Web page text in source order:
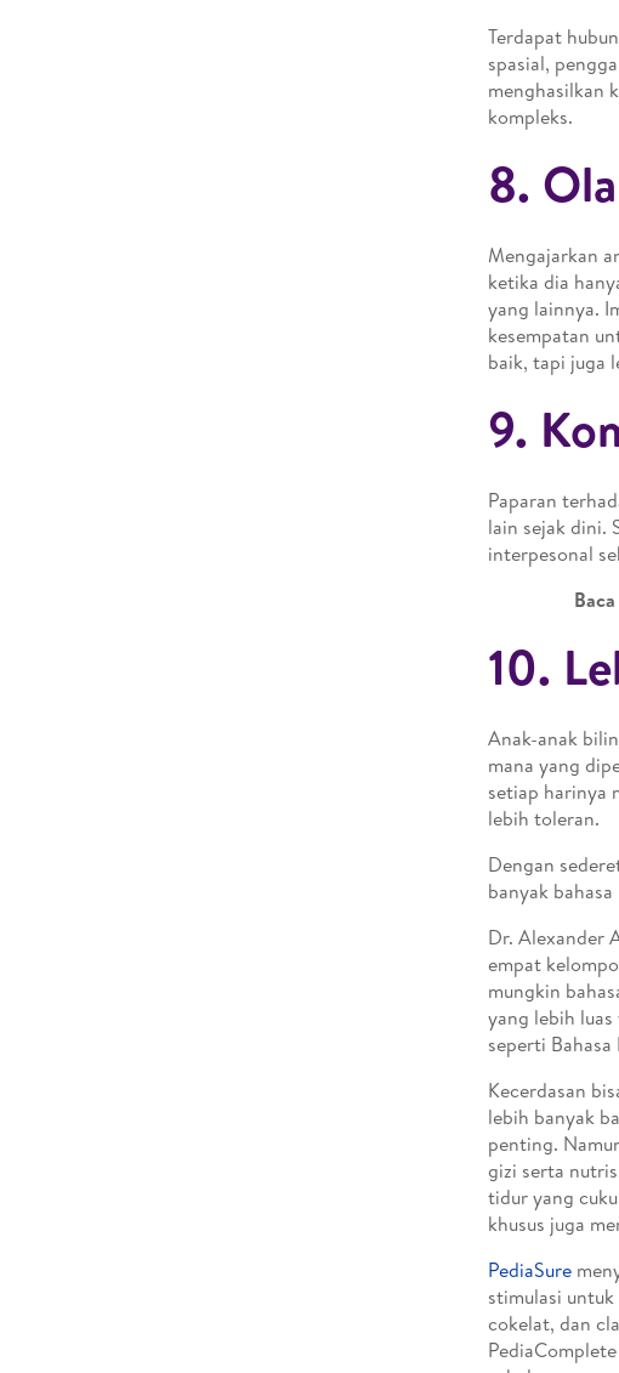
Terdapat
spasial,
menghasilkan
kompleks.
8.
Mengajarkan
ketika dia
yang lainnya.
kesempatan
baik, tapi juga
9.
Paparan
lain sejak dini.
interpesonal
10.
Anak-anak
mana yang
setiap harinya
lebih toleran.
Dengan
banyak
Dr. Alexander
empat
mungkin
yang lebih
seperti
Kecerdasan
lebih banyak
penting.
gizi serta
tidur yang
khusus juga
PediaSure
stimulasi
cokelat, dan